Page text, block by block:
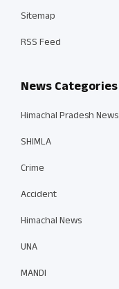
Sitemap
RSS Feed
News Categories
Himachal Pradesh News
SHIMLA
Crime
Accident
Himachal News
UNA
MANDI